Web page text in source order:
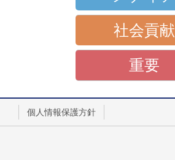
社会貢献
重要
個人情報保護方針